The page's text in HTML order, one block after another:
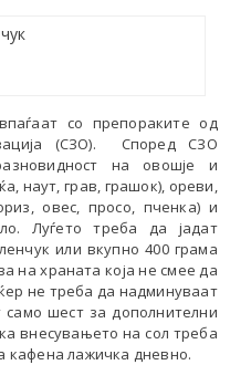
со препораките од
(СЗО). Според СЗО
на овошје и
наут, грав, грашок), ореви,
овес, просо, пченка) и
Луѓето треба да јадат
или вкупно 400 грама
на храната која не смее да
не треба да надминуваат
шест за дополнителни
внесувањето на сол треба
кафена лажичка дневно.